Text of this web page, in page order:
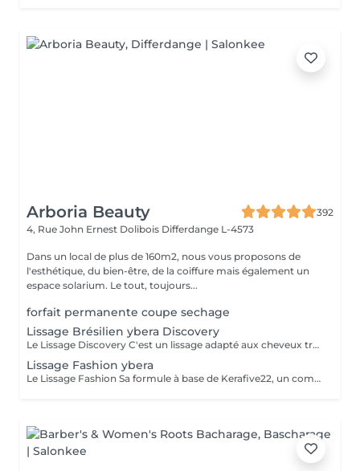
Arboria Beauty
392
4, Rue John Ernest Dolibois Differdange L-4573
Dans un local de plus de 160m2, nous vous proposons de
l'esthétique, du bien-être, de la coiffure mais également un
espace solarium. Le tout, toujours...
forfait permanente coupe sechage
Lissage Brésilien ybera Discovery
Le Lissage Discovery C'est un lissage adapté aux cheveux très frisés, adapté aux femmes enceintes et enfants. Sa formule contient des cellules souches de pomme suisse aux effets régénérants, assurant un lissage raide et brillant jusqu'à 4 mois. Profitez de cheveux lisses, doux et brillant tout en disant adieu aux frisottis. La gamme d'entretient est inclue dans ces prestations.
Lissage Fashion ybera
Le Lissage Fashion Sa formule à base de Kerafive22, un complexe Ybera Paris unique qui lisse tout en préservant les 22 acides aminés du cheveu. L'acide lactique permet de réduire le volume des cheveux. Les huiles d'Inca ninchi, noix de coco et quinoa, les oméga 3,6 et 9 traitent la fibre capillaire pour un résultat doux et soyeux. Le Fashion fournit une hydratation profonde grâce à l'huile d'Inca, l'huile de coco et la protéine de quinoa. Le lissage dure entre 3 et 5 mois, avec l'utilisation de gamme d'entretien.